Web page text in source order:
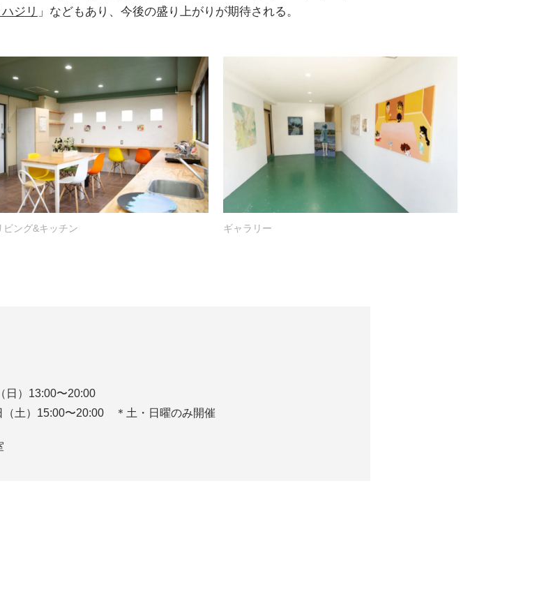
ジリ 」などもあり、今後の盛り上がりが期待される。
ビング&キッチン ギャラリー
日）13:00〜20:00
（土）15:00〜20:00 ＊土・日曜のみ開催